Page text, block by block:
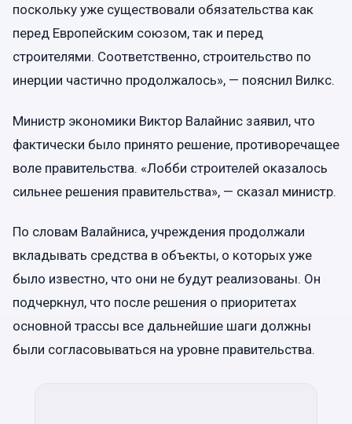
поскольку уже существовали обязательства как
перед Европейским союзом, так и перед
строителями. Соответственно, строительство по
инерции частично продолжалось», — пояснил Вилкс.
Министр экономики Виктор Валайнис заявил, что
фактически было принято решение, противоречащее
воле правительства. «Лобби строителей оказалось
сильнее решения правительства», — сказал министр.
По словам Валайниса, учреждения продолжали
вкладывать средства в объекты, о которых уже
было известно, что они не будут реализованы. Он
подчеркнул, что после решения о приоритетах
основной трассы все дальнейшие шаги должны
были согласовываться на уровне правительства.